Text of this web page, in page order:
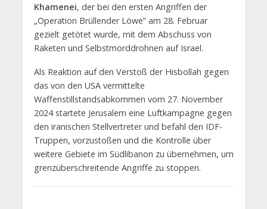
Khamenei, der bei den ersten Angriffen der
„Operation Brüllender Löwe” am 28. Februar
gezielt getötet wurde, mit dem Abschuss von
Raketen und Selbstmorddrohnen auf Israel.
Als Reaktion auf den Verstoß der Hisbollah gegen
das von den USA vermittelte
Waffenstillstandsabkommen vom 27. November
2024 startete Jerusalem eine Luftkampagne gegen
den iranischen Stellvertreter und befahl den IDF-
Truppen, vorzustoßen und die Kontrolle über
weitere Gebiete im Südlibanon zu übernehmen, um
grenzüberschreitende Angriffe zu stoppen.